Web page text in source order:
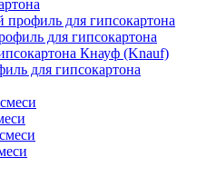
для гипсокартона
для гипсокартона
Кнауф (Knauf)
для гипсокартона